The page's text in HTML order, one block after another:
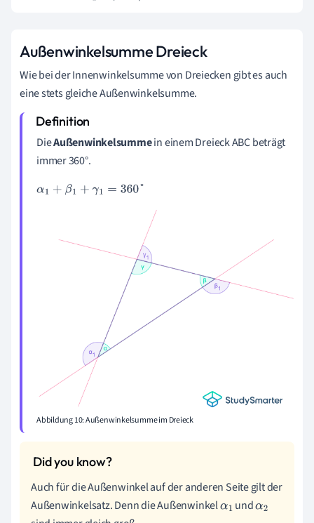
Außenwinkelsumme Dreieck
Wie bei der Innenwinkelsumme von Dreiecken gibt es auch
eine stets gleiche Außenwinkelsumme.
DieAußenwinkelsummein einem Dreieck ABC beträgt
immer 360°.
α1+β1 +γ1=360
Abbildung 10: Außenwinkelsumme im Dreieck
Auch für die Außenwinkel auf der anderen Seite gilt der
Außenwinkelsatz. Denn die Außenwinkelα1 undα2